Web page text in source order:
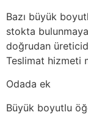
Bazı büyük
stokta
doğrudan
Teslimat hizmeti
Odada ek
Büyük boyutlu